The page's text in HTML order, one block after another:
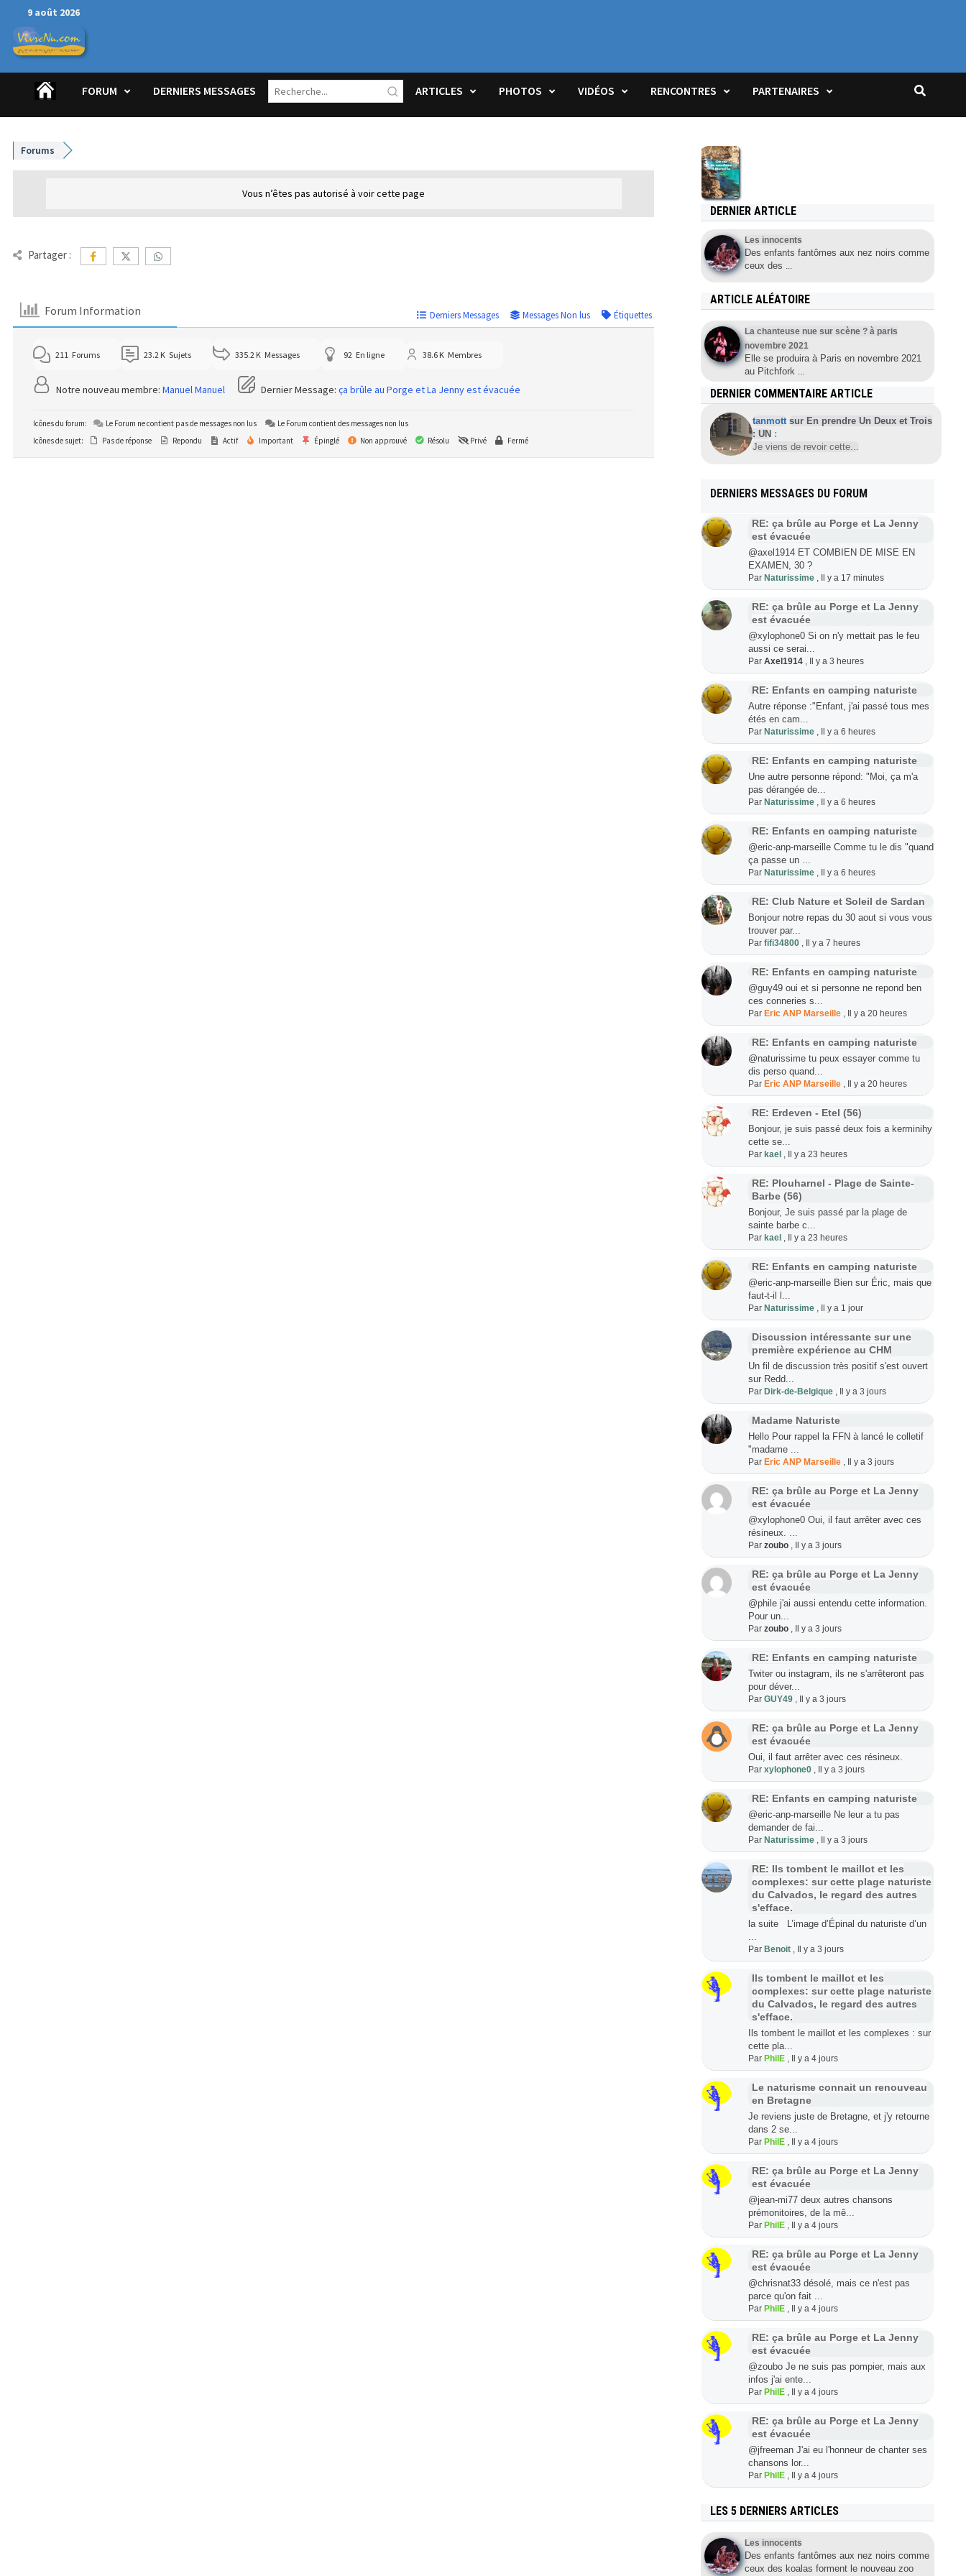
Passer
contenu
9 août 2026
FORUM DERNIERS MESSAGES ARTICLES PHOTOS VIDÉOS RENCONTRES PARTENAIRES
Forums
Vous n’êtes pas autorisé à voir cette page
Partager :
Forum Information Derniers Messages Messages Non lus Étiquettes
211 Forums 23.2 K Sujets 335.2 K Messages 92 En ligne 38.6 K Membres
Notre nouveau membre: Manuel Manuel Dernier Message: ça brûle au Porge et La Jenny est évacuée
Icônes du forum: Le Forum ne contient pas de messages non lus
Le Forum contient des messages non lus
Icônes de sujet:
Pas de réponse Repondu Actif Important Épinglé Non approuvé Résolu Privé Fermé
DERNIER ARTICLE
Les innocents
Des enfants fantômes aux nez noirs comme
ceux des ...
ARTICLE ALÉATOIRE
La chanteuse nue sur scène ? à paris
novembre 2021
Elle se produira à Paris en novembre 2021
au Pitchfork
DERNIER COMMENTAIRE ARTICLE
tanmott sur En prendre Un Deux et Trois
: UN :
Je viens de revoir cette...
DERNIERS MESSAGES DU FORUM
RE: ça brûle au Porge et La Jenny
est évacuée
@axel1914 ET COMBIEN DE MISE EN
EXAMEN, 30 ?
Par Naturissime, Il y a 17 minutes
RE: ça brûle au Porge et La Jenny
est évacuée
@xylophone0 Si on n'y mettait pas le feu
aussi ce serai...
Par Axel1914, Il y a 3 heures
RE: Enfants en camping naturiste
Autre réponse :"Enfant, j'ai passé tous mes
étés en cam...
Par Naturissime, Il y a 6 heures
RE: Enfants en camping naturiste
Une autre personne répond: "Moi, ça m'a
pas dérangée de...
Par Naturissime, Il y a 6 heures
RE: Enfants en camping naturiste
@eric-anp-marseille Comme tu le dis "quand
ça passe un ...
Par Naturissime, Il y a 6 heures
RE: Club Nature et Soleil de Sardan
Bonjour notre repas du 30 aout si vous vous
trouver par...
Par fifi34800, Il y a 7 heures
RE: Enfants en camping naturiste
@guy49 oui et si personne ne repond ben
ces conneries s...
Par Eric ANP Marseille, Il y a 20 heures
RE: Enfants en camping naturiste
@naturissime tu peux essayer comme tu
dis perso quand...
Par Eric ANP Marseille, Il y a 20 heures
RE: Erdeven - Etel (56)
Bonjour, je suis passé deux fois a kerminihy
cette se...
Par kael, Il y a 23 heures
RE: Plouharnel - Plage de Sainte-
Barbe (56)
Bonjour, Je suis passé par la plage de
sainte barbe c...
Par kael, Il y a 23 heures
RE: Enfants en camping naturiste
@eric-anp-marseille Bien sur Éric, mais que
faut-t-il l...
Par Naturissime, Il y a 1 jour
Discussion intéressante sur une
première expérience au CHM
Un fil de discussion très positif s'est ouvert
sur Redd...
Par Dirk-de-Belgique, Il y a 3 jours
Madame Naturiste
Hello Pour rappel la FFN à lancé le colletif
"madame ...
Par Eric ANP Marseille, Il y a 3 jours
RE: ça brûle au Porge et La Jenny
est évacuée
@xylophone0 Oui, il faut arrêter avec ces
résineux. ...
Par zoubo, Il y a 3 jours
RE: ça brûle au Porge et La Jenny
est évacuée
@phile j'ai aussi entendu cette information.
Pour un...
Par zoubo, Il y a 3 jours
RE: Enfants en camping naturiste
Twiter ou instagram, ils ne s'arrêteront pas
pour déver...
Par GUY49, Il y a 3 jours
RE: ça brûle au Porge et La Jenny
est évacuée
Oui, il faut arrêter avec ces résineux.
Par xylophone0, Il y a 3 jours
RE: Enfants en camping naturiste
@eric-anp-marseille Ne leur a tu pas
demander de fai...
Par Naturissime, Il y a 3 jours
RE: Ils tombent le maillot et les
complexes: sur cette plage naturiste
du Calvados, le regard des autres
s'efface.
la suite L’image d’Épinal du naturiste d’un
Par Benoit, Il y a 3 jours
Ils tombent le maillot et les
complexes: sur cette plage naturiste
du Calvados, le regard des autres
s'efface.
Ils tombent le maillot et les complexes : sur
cette pla...
Par PhilE, Il y a 4 jours
Le naturisme connait un renouveau
en Bretagne
Je reviens juste de Bretagne, et j'y retourne
dans 2 se...
Par PhilE, Il y a 4 jours
RE: ça brûle au Porge et La Jenny
est évacuée
@jean-mi77 deux autres chansons
prémonitoires, de la mê...
Par PhilE, Il y a 4 jours
RE: ça brûle au Porge et La Jenny
est évacuée
@chrisnat33 désolé, mais ce n'est pas
parce qu'on fait ...
Par PhilE, Il y a 4 jours
RE: ça brûle au Porge et La Jenny
est évacuée
@zoubo Je ne suis pas pompier, mais aux
infos j'ai ente...
Par PhilE, Il y a 4 jours
RE: ça brûle au Porge et La Jenny
est évacuée
@jfreeman J'ai eu l'honneur de chanter ses
chansons lor...
Par PhilE, Il y a 4 jours
LES 5 DERNIERS ARTICLES
Les innocents
Des enfants fantômes aux nez noirs comme
ceux des koalas forment le nouveau zoo